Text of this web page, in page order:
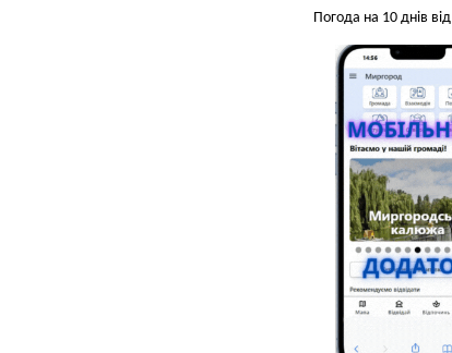
Погода на 10 днів від